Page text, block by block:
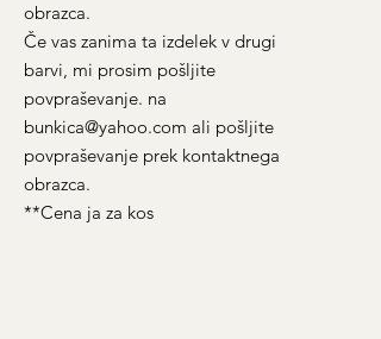
obrazca.
Če vas zanima ta izdelek v drugi
barvi, mi prosim pošljite
povpraševanje. na
bunkica@yahoo.com ali pošljite
povpraševanje prek kontaktnega
obrazca.
**Cena ja za kos